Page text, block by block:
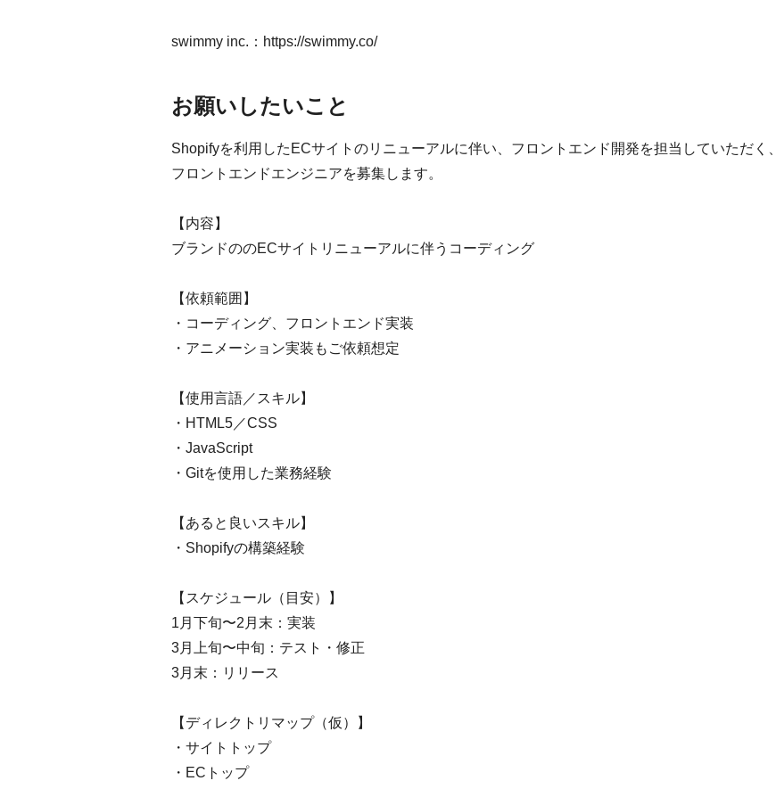
swimmy inc.： https://swimmy.co/
お願いしたいこと
Shopifyを利用したECサイトのリニューアルに伴い、フロントエンド開発を担当していただく、
フロントエンドエンジニアを募集します。
【内容】
ブランドののECサイトリニューアルに伴うコーディング
【依頼範囲】
・コーディング、フロントエンド実装
・アニメーション実装もご依頼想定
【使用言語／スキル】
・HTML5／CSS
・JavaScript
・Gitを使用した業務経験
【あると良いスキル】
・Shopifyの構築経験
【スケジュール（目安）】
1月下旬〜2月末：実装
3月上旬〜中旬：テスト・修正
3月末：リリース
【ディレクトリマップ（仮）】
・サイトトップ
・ECトップ